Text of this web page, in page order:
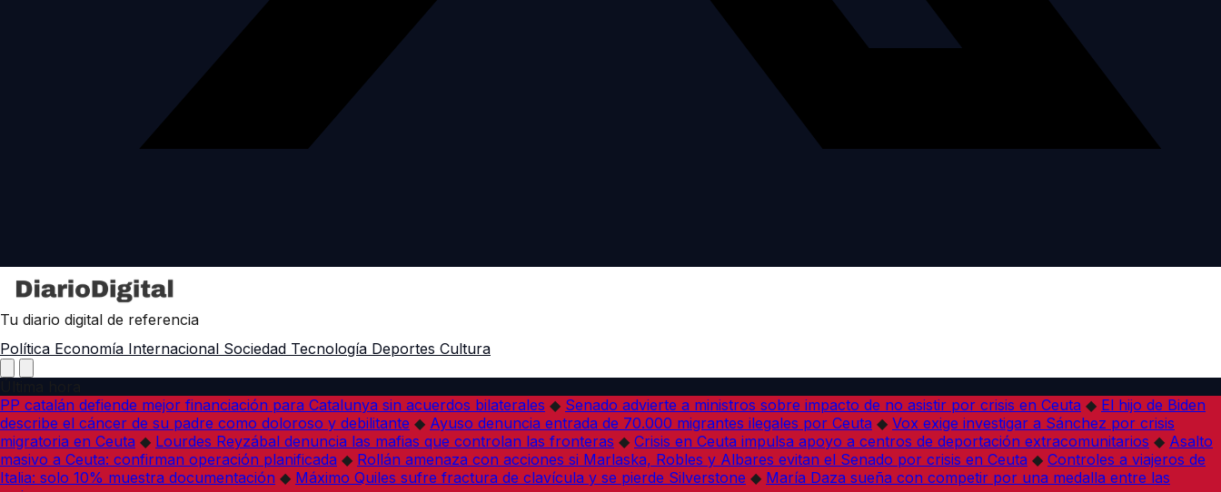
Tu diario digital de referencia
Política Economía Internacional Sociedad Tecnología Deportes Cultura
PP catalán defiende mejor financiación para Catalunya sin acuerdos bilaterales ◆ Senado advierte a ministros sobre impacto de no asistir por crisis en Ceuta ◆ El hijo de Biden
describe el cáncer de su padre como doloroso y debilitante ◆ Ayuso denuncia entrada de 70.000 migrantes ilegales por Ceuta ◆ Vox exige investigar a Sánchez por crisis
migratoria en Ceuta ◆ Lourdes Reyzábal denuncia las mafias que controlan las fronteras ◆ Crisis en Ceuta impulsa apoyo a centros de deportación extracomunitarios ◆ Asalto
masivo a Ceuta: confirman operación planificada ◆ Rollán amenaza con acciones si Marlaska, Robles y Albares evitan el Senado por crisis en Ceuta ◆ Controles a viajeros de
Italia: solo 10% muestra documentación ◆ Máximo Quiles sufre fractura de clavícula y se pierde Silverstone ◆ María Daza sueña con competir por una medalla entre las